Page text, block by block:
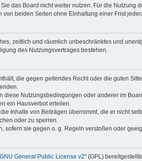
das Board nicht weiter nutzen. Für die
beiden Seiten ohne Einhaltung einer Frist
zeitlich und räumlich unbeschränktes und
des Nutzungsvertrages bestehen.
die gegen geltendes Recht oder die guten
diese Nutzungsbedingungen oder anderer im
ein Hausverbot erteilen.
Inhalte von Beiträgen übernimmt, die er nicht
oder zu sperren.
sie gegen o. g. Regeln verstoßen oder
GNU General Public License v2“ (GPL)